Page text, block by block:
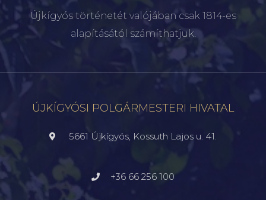
Újkígyós történetét valójában csak 1814-es
alapításától számíthatjuk.
ÚJKÍGYÓSI POLGÁRMESTERI HIVATAL
5661 Újkígyós, Kossuth Lajos u. 41.
+36 66 256 100